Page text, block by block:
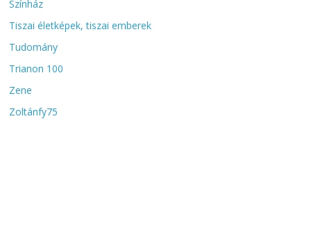
Színház
Tiszai életképek, tiszai emberek
Tudomány
Trianon 100
Zene
Zoltánfy75